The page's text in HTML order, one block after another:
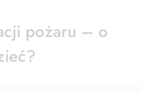
pożaru – o